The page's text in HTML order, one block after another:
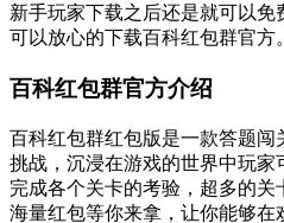
新手玩家下载之后还是就可以
可以放心的下载百科红包群官方。
百科红包群官方介绍
百科红包群红包版是一款答题
挑战，沉浸在游戏的世界中玩家
完成各个关卡的考验，超多的关
海量红包等你来拿，让你能够在